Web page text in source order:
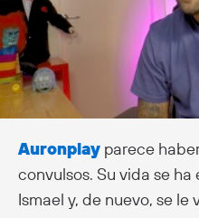
Auronplay parece
convulsos. Su vida se
Ismael y, de nuevo, se